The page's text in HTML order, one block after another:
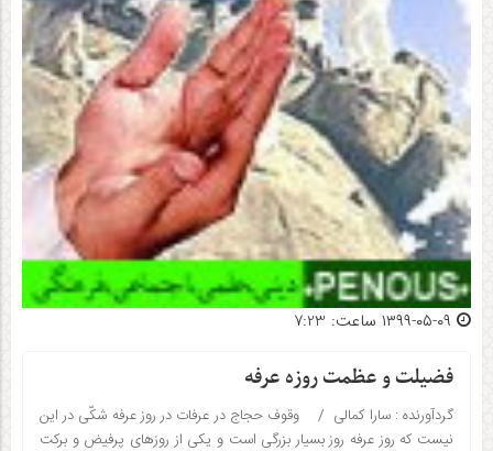
فضیلت و عظمت روزه عرفه
گردآورنده : سارا کمالی / وقوف حجاج در عرفات در روز عرفه شکّی در این
نیست که روز عرفه روز بسیار بزرگی است و یکی از روزهای پرفیض و برکت